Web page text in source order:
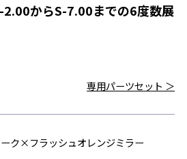
2.00からS-7.00までの6度数展
専用パーツセット ＞
ク×フラッシュオレンジミラー